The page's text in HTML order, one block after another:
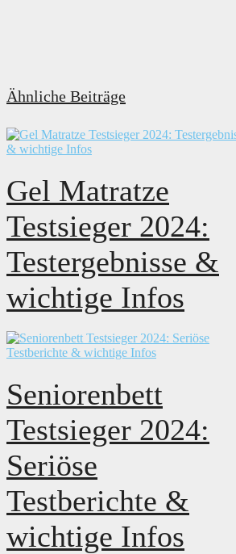
Ähnliche Beiträge
Gel Matratze
Testsieger 2024:
Testergebnisse &
wichtige Infos
Seniorenbett
Testsieger 2024:
Seriöse
Testberichte &
wichtige Infos